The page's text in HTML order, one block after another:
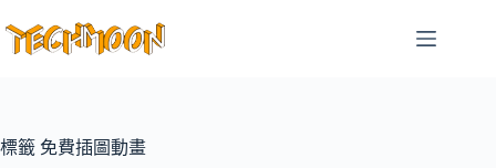
至
容
標籤 免費插圖動畫